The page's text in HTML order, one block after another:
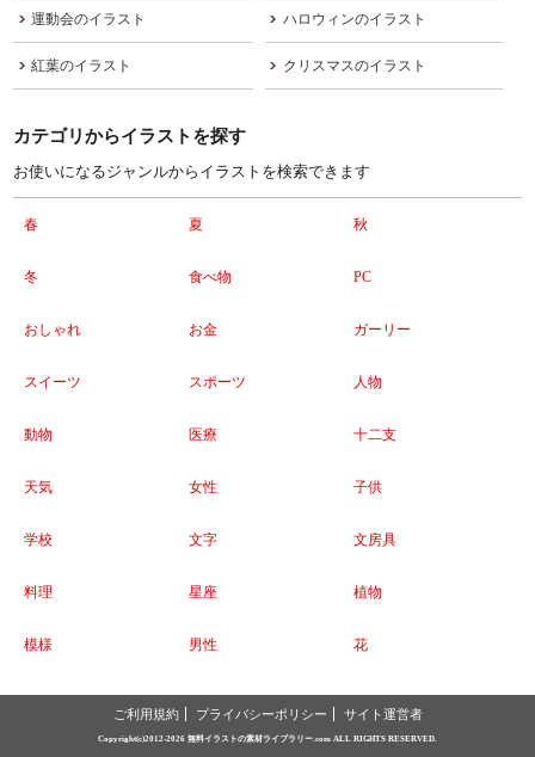
運動会のイラスト ハロウィンのイラスト
紅葉のイラスト クリスマスのイラスト
カテゴリからイラストを探す
お使いになるジャンルからイラストを検索できます
春 夏 秋
冬 食べ物 PC
おしゃれ お金 ガーリー
スイーツ スポーツ 人物
動物 医療 十二支
天気 女性 子供
学校 文字 文房具
料理 星座 植物
模様 男性 花
ご利用規約 プライバシーポリシー サイト運営者
Copyright(c)2012-2026 無料イラストの素材ライブラリー.com ALL RIGHTS RESERVED.